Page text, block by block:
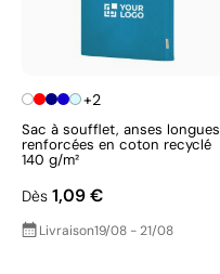
+2
Sac à soufflet, anses longues
renforcées en coton recyclé
140 g/m²
Dès 1,09 €
Livraison19/08 - 21/08